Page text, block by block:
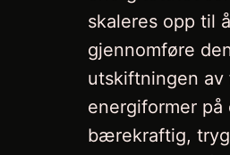
skaleres opp til å
gjennomføre
utskiftningen av
energiformer på
bærekraftig,